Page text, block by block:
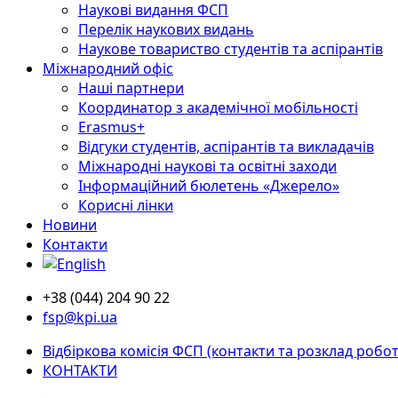
Наукові видання ФСП
Перелік наукових видань
Наукове товариство студентів та аспірантів
Міжнародний офіс
Наші партнери
Координатор з академічної мобільності
Erasmus+
Відгуки студентів, аспірантів та викладачів
Міжнародні наукові та освітні заходи
Інформаційний бюлетень «Джерело»
Корисні лінки
Новини
Контакти
+38 (044) 204 90 22
fsp@kpi.ua
Відбіркова комісія ФСП (контакти та розклад
КОНТАКТИ